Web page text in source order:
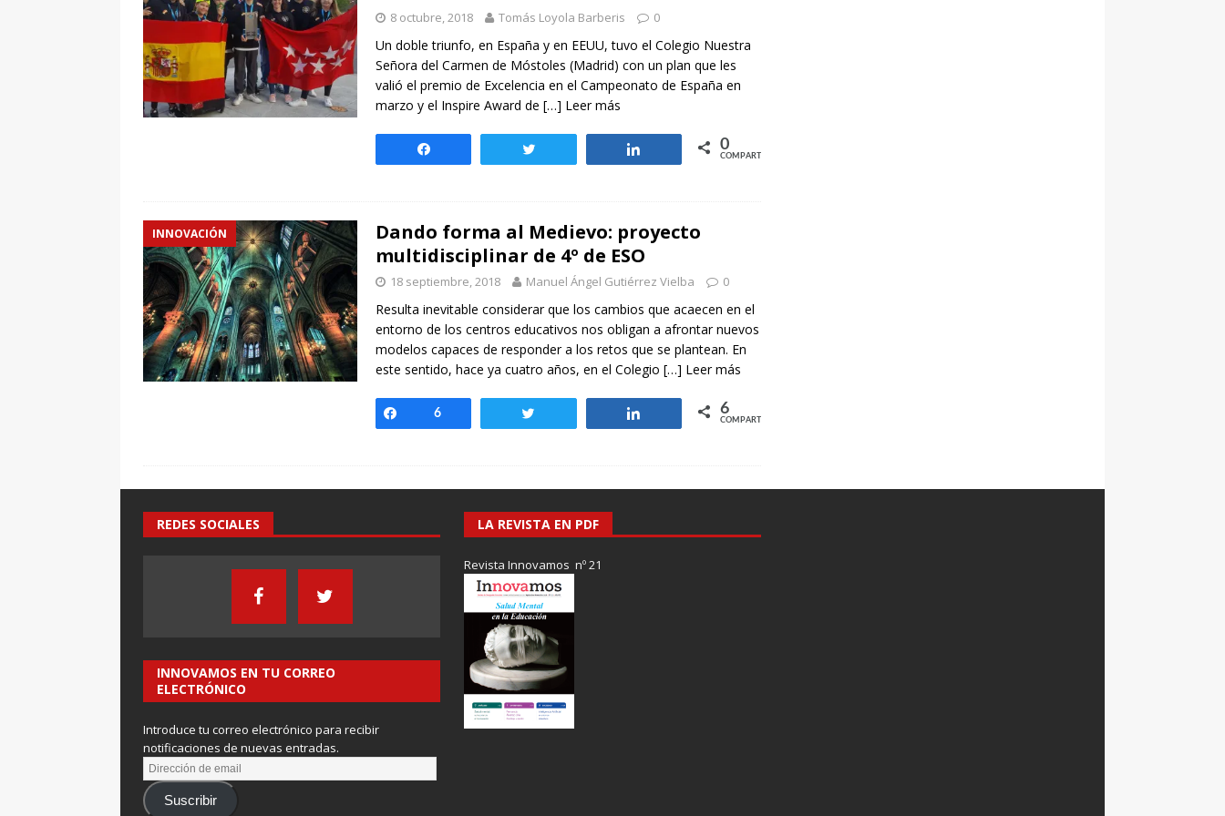
[ 7 enero, 2025 ]
Primaria Prof. Heliodoro Ruiz Castillo
8 octubre, 2018 Tomás Loyola Barberis 0
Un doble triunfo, en España y en EEUU, tuvo el Colegio Nuestra
Señora del Carmen de Móstoles (Madrid) con un plan que les
valió el premio de Excelencia en el Campeonato de España en
marzo y el Inspire Award de […] Leer más
Compartir 0
COMPARTIR
INNOVACIÓN
Dando forma al Medievo: proyecto
multidisciplinar de 4º de ESO
18 septiembre, 2018 Manuel Ángel Gutiérrez Vielba 0
Resulta inevitable considerar que los cambios que acaecen en el
entorno de los centros educativos nos obligan a afrontar nuevos
modelos capaces de responder a los retos que se plantean. En
este sentido, hace ya cuatro años, en el Colegio […] Leer más
Compartir
6 Compartir 6
COMPARTIR
REDES SOCIALES
INNOVAMOS EN TU CORREO
ELECTRÓNICO
Introduce tu correo electrónico para recibir
notificaciones de nuevas entradas.
Suscribir
LA REVISTA EN PDF
Revista Innovamos nº 21